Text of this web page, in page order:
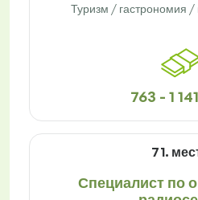
Туризм / гастрономия /
763 - 1
71.
Специалист по